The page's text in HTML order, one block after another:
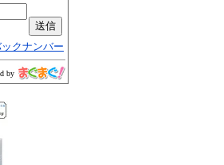
クナンバー
by